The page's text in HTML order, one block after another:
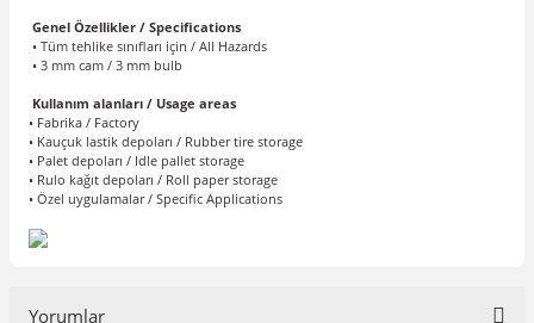
Genel Özellikler / Specifications
• Tüm tehlike sınıfları için / All Hazards
• 3 mm cam / 3 mm bulb
Kullanım alanları / Usage areas
• Fabrika / Factory
• Kauçuk lastik depoları / Rubber tire storage
• Palet depoları / Idle pallet storage
• Rulo kağıt depoları / Roll paper storage
• Özel uygulamalar / Specific Applications
Yorumlar